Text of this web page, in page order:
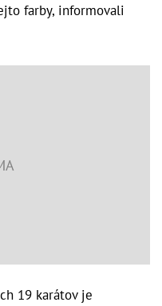
farby, informovali
19 karátov je